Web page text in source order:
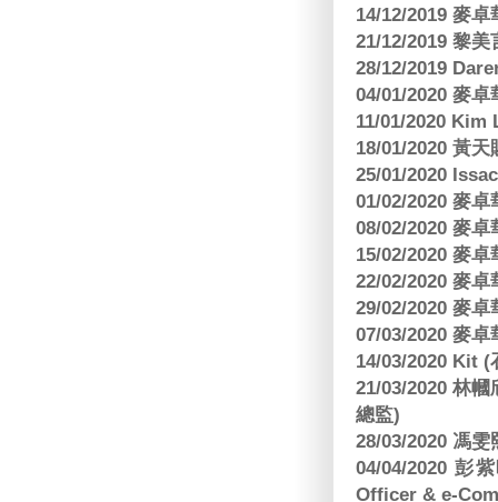
14/12/2019 麥
21/12/2019 黎
28/12/2019
04/01/2020 麥
11/01/2020
18/01/2020 黃
25/01/2020
01/02/2020 麥
08/02/2020 麥
15/02/2020 麥
22/02/2020 麥
29/02/2020 麥
07/03/2020 麥
14/03/2020 Kit
21/03/2020 林
總監)
28/03/2020 馮
04/04/2020 彭
Officer & e-